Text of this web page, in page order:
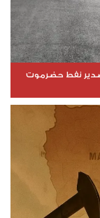
تصدير نفط حضرموت